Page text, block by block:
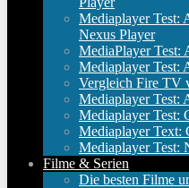
Mediaplayer Test:
Nexus Player
MediaPlayer Test:
Mediaplayer Test:
Vergleich Fire TV
Mediaplayer Test:
Mediaplayer Test:
Mediaplayer Text:
Mediaplayer Test:
Filme & Serien
Die besten Filme